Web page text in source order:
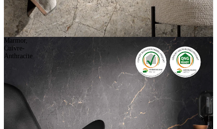
Marmor,
Cuivre-
Anthracite